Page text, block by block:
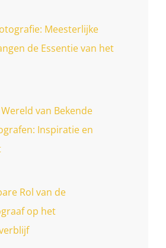
Meesterlijke
de Essentie van het
van Bekende
Inspiratie en
Rol van de
op het